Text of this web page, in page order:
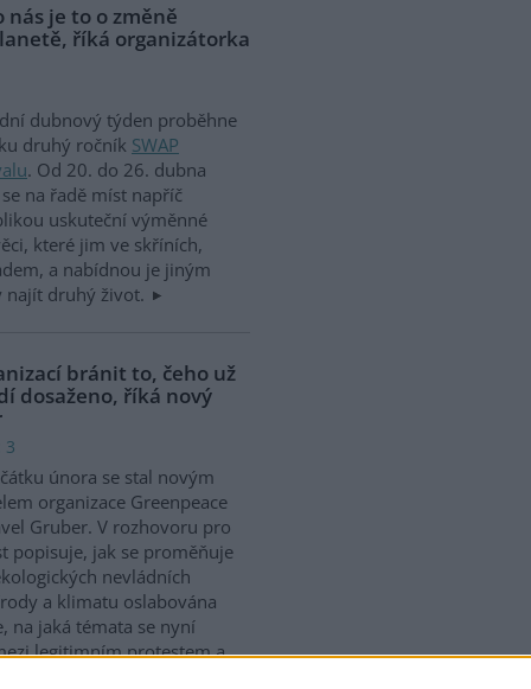
nás je to o změně
říká organizátorka
dubnový týden proběhne
druhý ročník SWAP
. Od 20. do 26. dubna
na řadě míst napříč
uskuteční výměnné
které jim ve skříních,
a nabídnou je jiným
najít druhý život.
bránit to, čeho už
dosaženo, říká nový
3
února se stal novým
organizace Greenpeace
Gruber. V rozhovoru pro
popisuje, jak se proměňuje
nevládních
a klimatu oslabována
na jaká témata se nyní
legitimním protestem a